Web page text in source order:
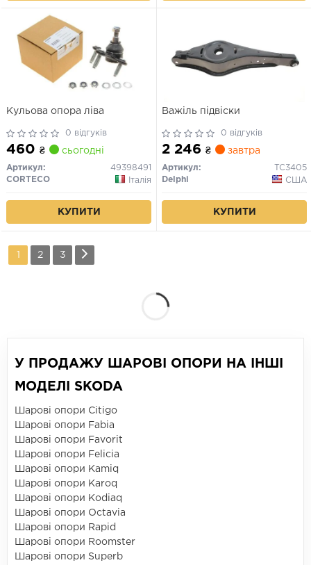
Кульова опора ліва
0 відгуків
460 ₴ сьогодні
Артикул:
49398491
CORTECO
Італія
КУПИТИ
Важіль підвіски
0 відгуків
2 246 ₴ завтра
Артикул:
TC3405
Delphi
США
КУПИТИ
2 3
У ПРОДАЖУ ШАРОВІ ОПОРИ НА ІНШІ
МОДЕЛІ SKODA
Шарові опори Citigo
Шарові опори Fabia
Шарові опори Favorit
Шарові опори Felicia
Шарові опори Kamiq
Шарові опори Karoq
Шарові опори Kodiaq
Шарові опори Octavia
Шарові опори Rapid
Шарові опори Roomster
Шарові опори Superb